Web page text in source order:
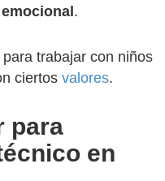
.
trabajar con niños
ciertos valores.
para
en